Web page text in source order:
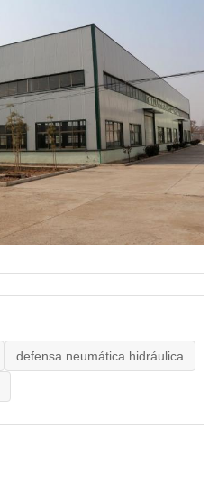
defensa neumática hidráulica